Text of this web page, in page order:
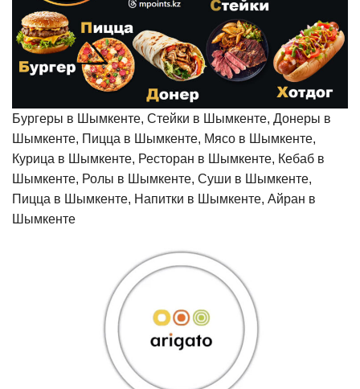
Бургеры в Шымкенте, Стейки в Шымкенте, Донеры в
Шымкенте, Пицца в Шымкенте, Мясо в Шымкенте,
Курица в Шымкенте, Ресторан в Шымкенте, Кебаб в
Шымкенте, Ролы в Шымкенте, Суши в Шымкенте,
Пицца в Шымкенте, Напитки в Шымкенте, Айран в
Шымкенте